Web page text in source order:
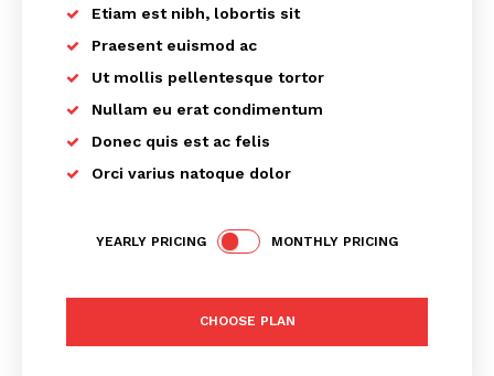
Periodico el Sol de Yucatán
SUBSCRIBE NOW
Etiam est nibh, lobortis sit
Praesent euismod ac
Ut mollis pellentesque tortor
Nullam eu erat condimentum
Donec quis est ac felis
Orci varius natoque dolor
YEARLY PRICING MONTHLY PRICING
CHOOSE PLAN